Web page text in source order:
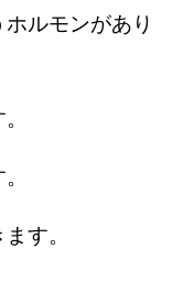
ルモンがあり
す。